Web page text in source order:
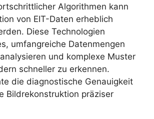
Algorithmen kann
von EIT-Daten erheblich
Diese Technologien
umfangreiche Datenmengen
und komplexe Muster
schneller zu erkennen.
die diagnostische Genauigkeit
Bildrekonstruktion präziser